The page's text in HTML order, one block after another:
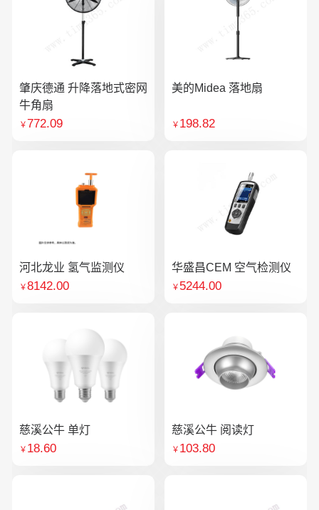
肇庆德通 升降落地式密网
牛角扇
￥772.09
美的Midea 落地扇
￥ 198.82
河北龙业 氢气监测仪
￥8142.00
华盛昌CEM 空气检测仪
￥ 5244.00
慈溪公牛 单灯
￥ 18.60
慈溪公牛 阅读灯
￥ 103.80